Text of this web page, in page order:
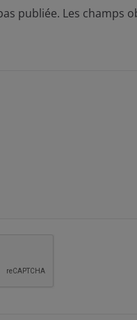
publiée. Les champs